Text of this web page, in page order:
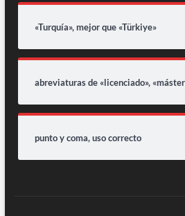
«Turquía», mejor que «Türkiye»
abreviaturas de «licenciado»,
punto y coma, uso correcto